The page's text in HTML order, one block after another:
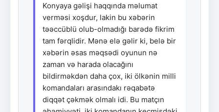
Konyaya gəlişi haqqında məlumat
verməsi xoşdur, lakin bu xəbərin
təəccüblü olub-olmadığı barədə fikrim
tam fərqlidir. Mənə elə gəlir ki, belə bir
xəbərin əsas məqsədi oyunun nə
zaman və harada olacağını
bildirməkdən daha çox, iki ölkənin milli
komandaları arasındakı rəqabətə
diqqət çəkmək olmalı idi. Bu matçın